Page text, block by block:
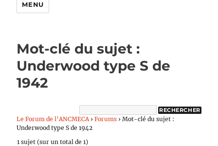
MENU
Mot-clé du sujet :
Underwood type S de
1942
Le Forum de l’ANCMECA › Forums › Mot-clé du sujet :
Underwood type S de 1942
1 sujet (sur un total de 1)